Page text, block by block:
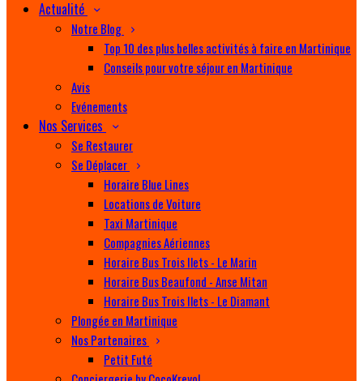
Actualité
Notre Blog
Top 10 des plus belles activités à faire en Martinique
Conseils pour votre séjour en Martinique
Avis
Evénements
Nos Services
Se Restaurer
Se Déplacer
Horaire Blue Lines
Locations de Voiture
Taxi Martinique
Compagnies Aériennes
Horaire Bus Trois Ilets - Le Marin
Horaire Bus Beaufond - Anse Mitan
Horaire Bus Trois Ilets - Le Diamant
Plongée en Martinique
Nos Partenaires
Petit Futé